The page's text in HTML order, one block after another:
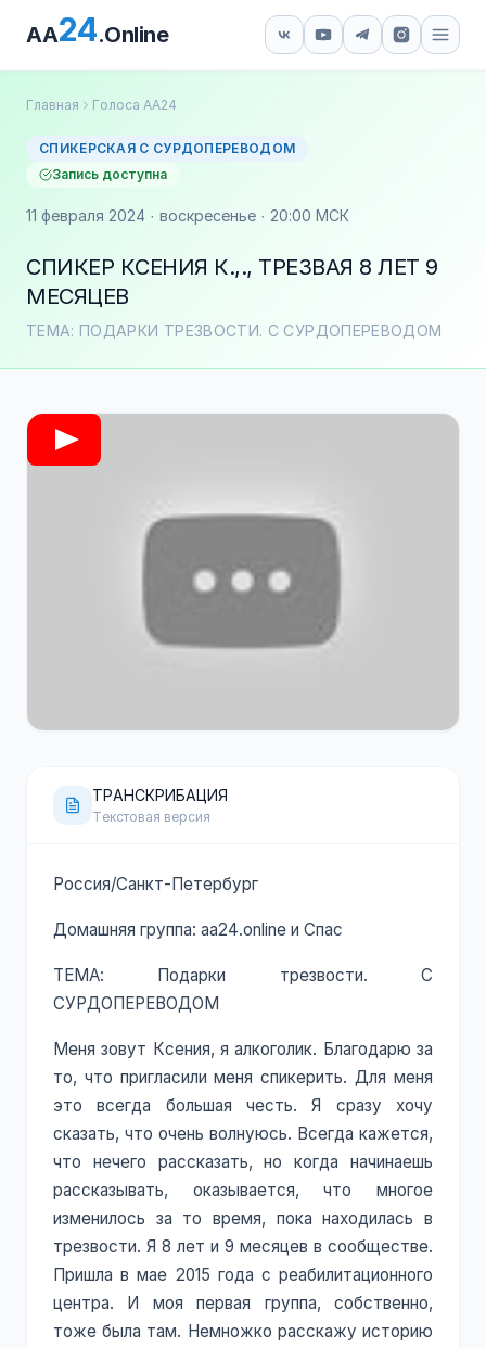
AA24.Online
Главная Голоса АА24
СПИКЕРСКАЯ С СУРДОПЕРЕВОДОМ
Запись доступна
11 февраля 2024 · воскресенье · 20:00 МСК
СПИКЕР КСЕНИЯ К.,., ТРЕЗВАЯ 8 ЛЕТ 9
МЕСЯЦЕВ
ТЕМА: ПОДАРКИ ТРЕЗВОСТИ. С СУРДОПЕРЕВОДОМ
ТРАНСКРИБАЦИЯ
Текстовая версия
Россия/Санкт-Петербург
Домашняя группа: aa24.online и Спас
ТЕМА: Подарки трезвости. С
СУРДОПЕРЕВОДОМ
Меня зовут Ксения, я алкоголик. Благодарю за
то, что пригласили меня спикерить. Для меня
это всегда большая честь. Я сразу хочу
сказать, что очень волнуюсь. Всегда кажется,
что нечего рассказать, но когда начинаешь
рассказывать, оказывается, что многое
изменилось за то время, пока находилась в
трезвости. Я 8 лет и 9 месяцев в сообществе.
Пришла в мае 2015 года с реабилитационного
центра. И моя первая группа, собственно,
тоже была там. Немножко расскажу историю